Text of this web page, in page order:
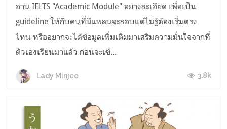
อ่าน IELTS "Academic Module" อย่างละเอียด เพื่อเป็น
guideline ให้กับคนที่มีแพลนจะสอบแต่ไม่รู้ต้องเริ่มตรง
ไหน หรืออยากจะได้ข้อมูลเพิ่มเติมมาเสริมความมั่นใจจากที่
ตัวเองเรียนมาแล้ว ก่อนจะเข้...
Lady Minjee 3.8k